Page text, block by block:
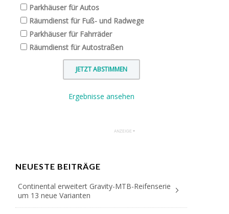
Parkhäuser für Autos
Räumdienst für Fuß- und Radwege
Parkhäuser für Fahrräder
Räumdienst für Autostraßen
Ergebnisse ansehen
NEUESTE BEITRÄGE
Continental erweitert Gravity-MTB-Reifenserie
um 13 neue Varianten